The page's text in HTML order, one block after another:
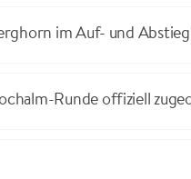
im Auf- und
Runde offiziell